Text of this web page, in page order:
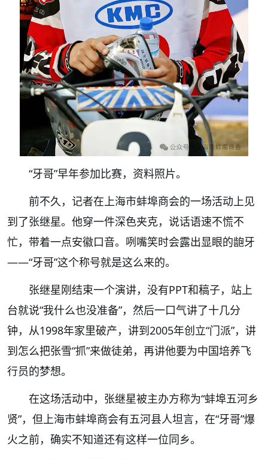
“牙哥”早年参加比赛，资料照片。
前不久，记者在上海市蚌埠商会的一场活动上见
到了张继星。他穿一件深色夹克，说话语速不慌不
忙，带着一点安徽口音。咧嘴笑时会露出显眼的龅牙
——“牙哥”这个称号就是这么来的。
张继星刚结束一个演讲，没有PPT和稿子，站上
台就说“我什么也没准备”，然后一口气讲了十几分
钟，从1998年家里破产，讲到2005年创立“门派”，讲
到怎么把张雪“抓”来做徒弟，再讲他要为中国培养飞
行员的梦想。
在这场活动中，张继星被主办方称为“蚌埠五河乡
贤”，但上海市蚌埠商会有五河县人坦言，在“牙哥”爆
火之前，确实不知道还有这样一位同乡。